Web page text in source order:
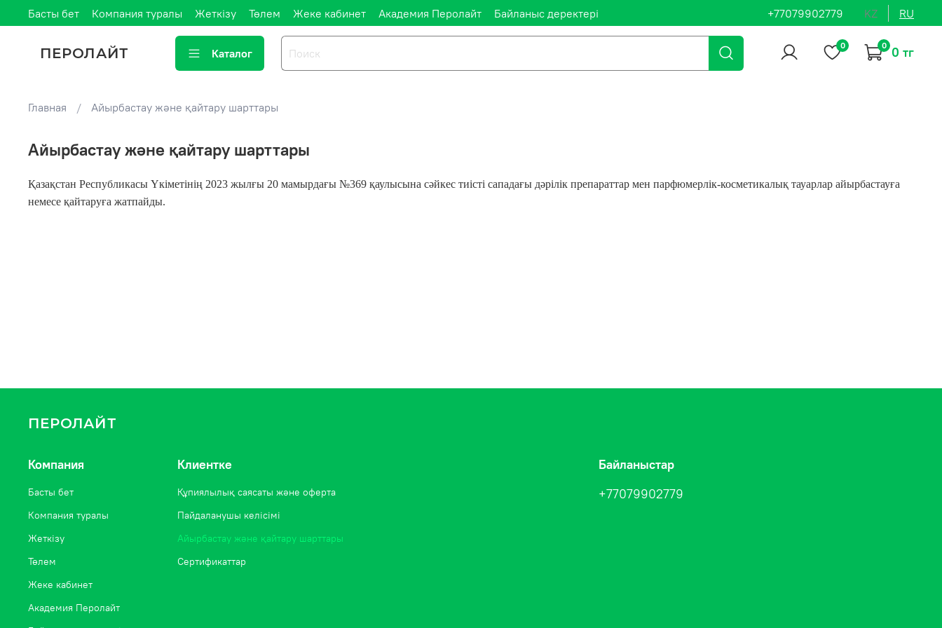
Басты бет Компания туралы Жеткізу Төлем Жеке кабинет Академия Перолайт Байланыс деректері +77079902779 KZ RU
ПЕРОЛАЙТ Каталог
0 0 0 тг
Главная Айырбастау және қайтару шарттары
Айырбастау және қайтару шарттары
Қазақстан Республикасы Үкіметінің 2023 жылғы 20 мамырдағы №369 қаулысына сәйкес тиісті сападағы дәрілік препараттар мен парфюмерлік-косметикалық тауарлар айырбастауға
немесе қайтаруға жатпайды.
ПЕРОЛАЙТ
Компания
Басты бет
Компания туралы
Жеткізу
Төлем
Жеке кабинет
Академия Перолайт
Клиентке
Құпиялылық саясаты және оферта
Пайдаланушы келісімі
Айырбастау және қайтару шарттары
Сертификаттар
Байланыстар
+77079902779